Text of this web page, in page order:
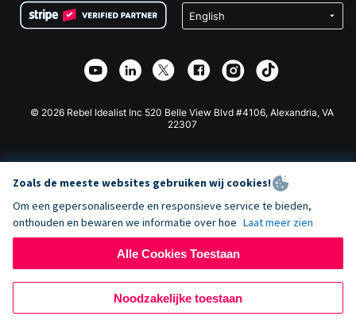
Privacy
Affiliate Partnerschap
Goede Doelen Fondsenwerving
Wix Donatie Plugin
Webflow Donatie App
Joomla Donatie
© 2026 Rebel Idealist Inc 520 Belle View Blvd #4106, Alexandria, VA
22307
Zoals de meeste websites gebruiken wij cookies!
Om een gepersonaliseerde en responsieve service te bieden,
onthouden en bewaren we informatie over hoe Laat meer zien
Alle Cookies Toestaan
Noodzakelijke toestaan